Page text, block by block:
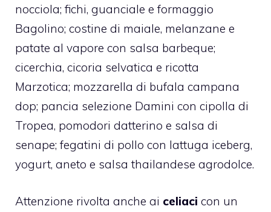
nocciola; fichi, guanciale e formaggio
Bagolino; costine di maiale, melanzane e
patate al vapore con salsa barbeque;
cicerchia, cicoria selvatica e ricotta
Marzotica; mozzarella di bufala campana
dop; pancia selezione Damini con cipolla di
Tropea, pomodori datterino e salsa di
senape; fegatini di pollo con lattuga iceberg,
yogurt, aneto e salsa thailandese agrodolce.
Attenzione rivolta anche ai celiaci con un